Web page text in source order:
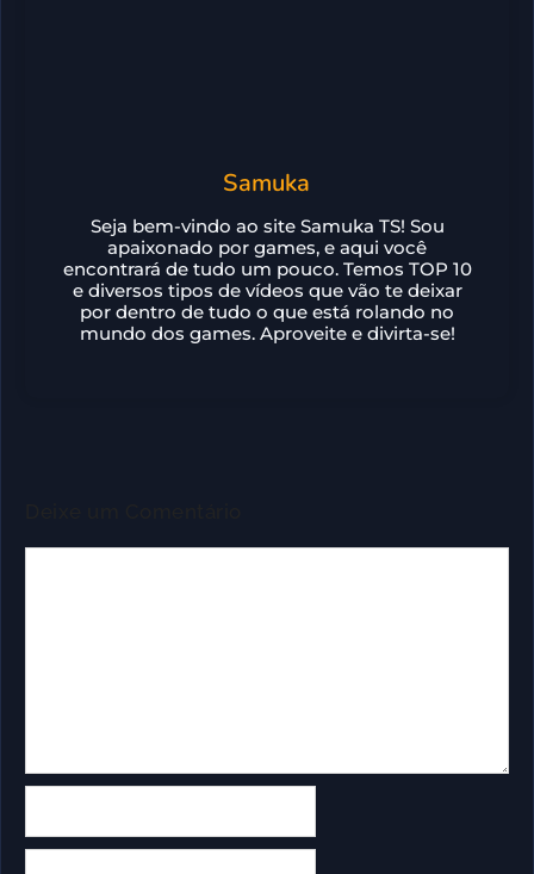
Samuka
Seja bem-vindo ao site Samuka TS! Sou
apaixonado por games, e aqui você
encontrará de tudo um pouco. Temos TOP 10
e diversos tipos de vídeos que vão te deixar
por dentro de tudo o que está rolando no
mundo dos games. Aproveite e divirta-se!